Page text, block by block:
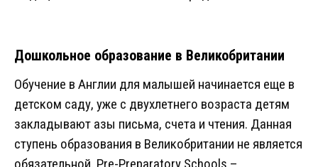
Дошкольное образование в Великобритании
Обучение в Англии для малышей начинается еще в
детском саду, уже с двухлетнего возраста детям
закладывают азы письма, счета и чтения. Данная
ступень образования в Великобритании не является